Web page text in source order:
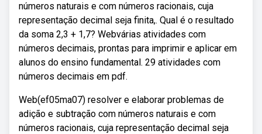
números naturais e com números racionais, cuja
representação decimal seja finita,. Qual é o resultado
da soma 2,3 + 1,7? Webvárias atividades com
números decimais, prontas para imprimir e aplicar em
alunos do ensino fundamental. 29 atividades com
números decimais em pdf.
Web(ef05ma07) resolver e elaborar problemas de
adição e subtração com números naturais e com
números racionais, cuja representação decimal seja